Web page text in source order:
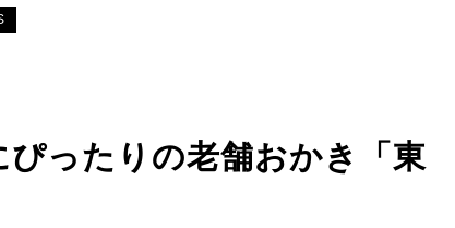
ぴったりの老舗おかき「東